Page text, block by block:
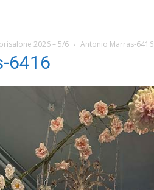
2026 – 5/6 Antonio Marras-6416
6416